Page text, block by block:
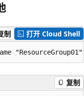
制 打开 Cloud Shell
复制